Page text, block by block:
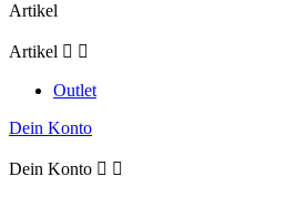
Artikel
Artikel  
Outlet
Dein Konto
Dein Konto  